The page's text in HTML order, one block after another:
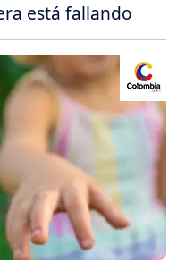
está fallando